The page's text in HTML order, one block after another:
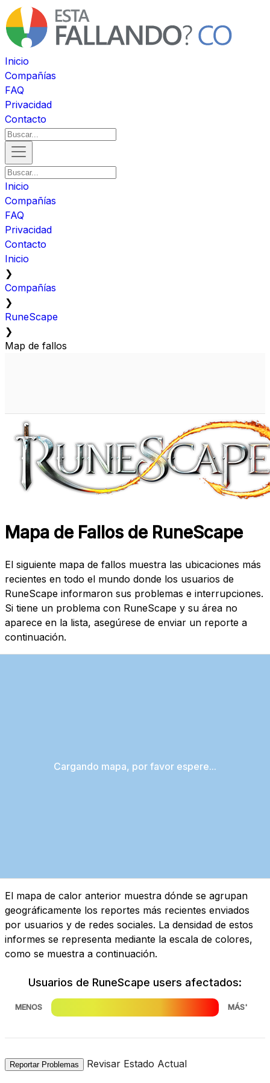
Inicio
Compañías
FAQ
Privacidad
Contacto
Inicio
Compañías
FAQ
Privacidad
Contacto
Inicio
❯
Compañías
❯
RuneScape
❯
Map de fallos
Mapa de Fallos de RuneScape
El siguiente mapa de fallos muestra las ubicaciones más
recientes en todo el mundo donde los usuarios de
RuneScape informaron sus problemas e interrupciones.
Si tiene un problema con RuneScape y su área no
aparece en la lista, asegúrese de enviar un reporte a
continuación.
Cargando mapa, por favor espere...
El mapa de calor anterior muestra dónde se agrupan
geográficamente los reportes más recientes enviados
por usuarios y de redes sociales. La densidad de estos
informes se representa mediante la escala de colores,
como se muestra a continuación.
Usuarios de RuneScape users afectados:
MENOS MÁS'
Reportar Problemas Revisar Estado Actual